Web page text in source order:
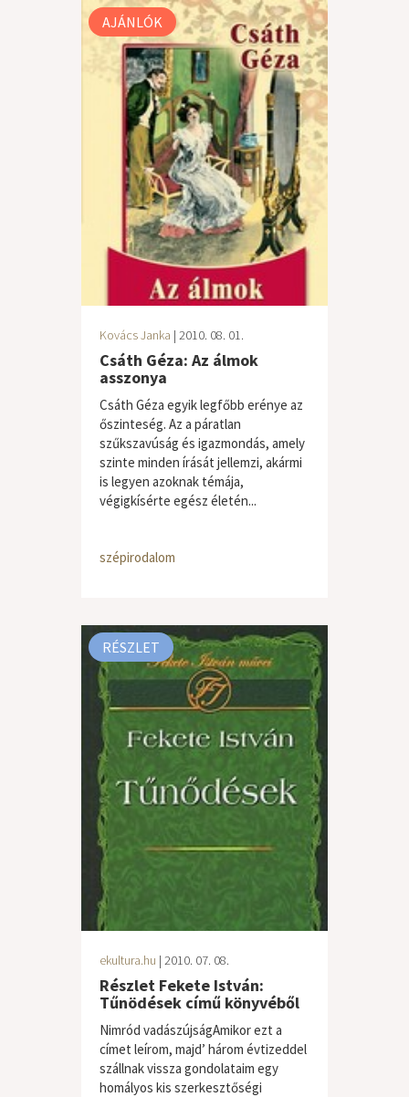
AJÁNLÓK
Kovács Janka | 2010. 08. 01.
Csáth Géza: Az álmok
asszonya
Csáth Géza egyik legfőbb erénye az
őszinteség. Az a páratlan
szűkszavúság és igazmondás, amely
szinte minden írását jellemzi, akármi
is legyen azoknak témája,
végigkísérte egész életén...
szépirodalom
RÉSZLET
ekultura.hu | 2010. 07. 08.
Részlet Fekete István:
Tűnödések című könyvéből
Nimród vadászújságAmikor ezt a
címet leírom, majd’ három évtizeddel
szállnak vissza gondolataim egy
homályos kis szerkesztőségi